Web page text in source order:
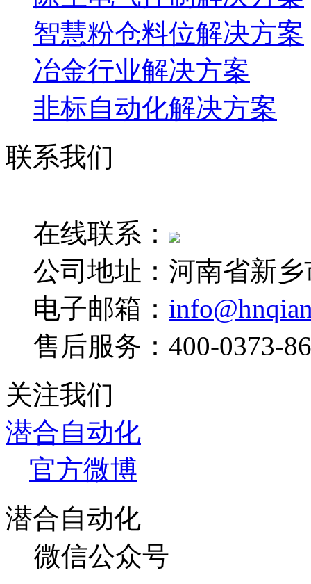
智慧粉仓料位解决方案
冶金行业解决方案
非标自动化解决方案
联系我们
在线联系：
公司地址：河南省新
电子邮箱：
售后服务：400-0373-
关注我们
潜合自动化
官方微博
潜合自动化
微信公众号